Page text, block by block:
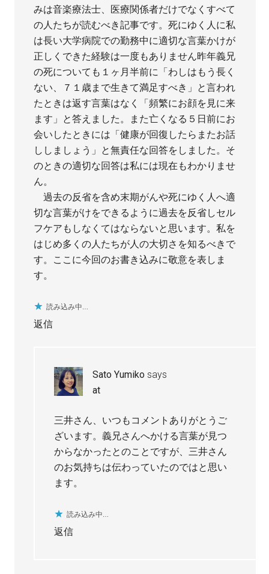
みは音楽療法士、医療関係者だけでなくすべて
の人たちが読むべき記事です。死にゆく人に私
は長い大学病院での勤務中に適切な言葉かけが
正しくできた経験は一度もありません昨年義兄
の死についても１ヶ月半前に「わしはもう長く
ない、７１歳まで生きて満足すべき」と言われ
たときは返す言葉はなく「頻繁にお顔を見に来
ます」と答えました。また亡くなる５日前にお
会いしたときには「健康が回復したらまたお話
ししましょう」と無責任な回答をしました。そ
のときの適切な回答は私には現在もわかりませ
ん。
過去の反省を含め末期がんや死にゆく人へ適
切な言葉がけをできるように過去を反省しセル
フケアもしなくてはならないと思います。私を
はじめ多くの人たちが人の大切さを知るべきで
す。ここに今回のお書き込みに敬意を表しま
す。
読み込み中…
返信
Sato Yumiko says
at
三井さん、いつもコメントありがとうご
ざいます。義兄さんへかける言葉が見つ
からなかったとのことですが、三井さん
のお気持ちは伝わっていたのではと思い
ます。
読み込み中…
返信